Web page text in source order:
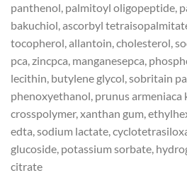
panthenol, palmitoyl oligopeptide,
bakuchiol, ascorbyl
tocopherol, allantoin, cholesterol,
pca, zincpca, manganesepca,
lecithin, butylene glycol, sobritain
phenoxyethanol, prunus armeniaca
crosspolymer, xanthan gum,
edta, sodium lactate,
glucoside, potassium sorbate,
citrate